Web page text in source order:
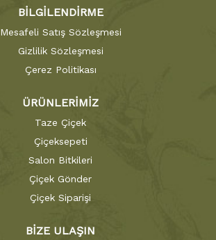
BİLGİLENDİRME
Mesafeli Satış Sözleşmesi
Gizlilik Sözleşmesi
Çerez Politikası
ÜRÜNLERİMİZ
Taze Çiçek
Çiçeksepeti
Salon Bitkileri
Çiçek Gönder
Çiçek Siparişi
BİZE ULAŞIN